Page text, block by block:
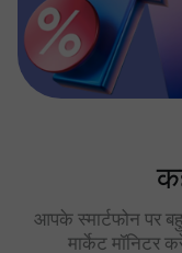
आपके स्मार्टफोन पर
मार्केट